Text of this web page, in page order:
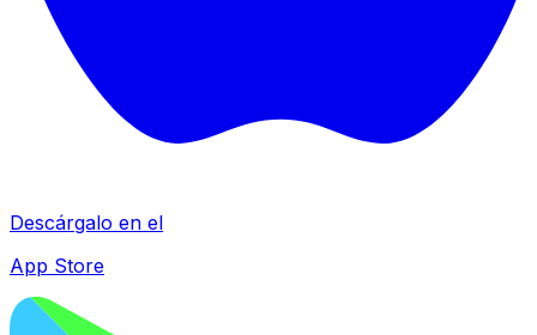
Descárgalo en el
App Store